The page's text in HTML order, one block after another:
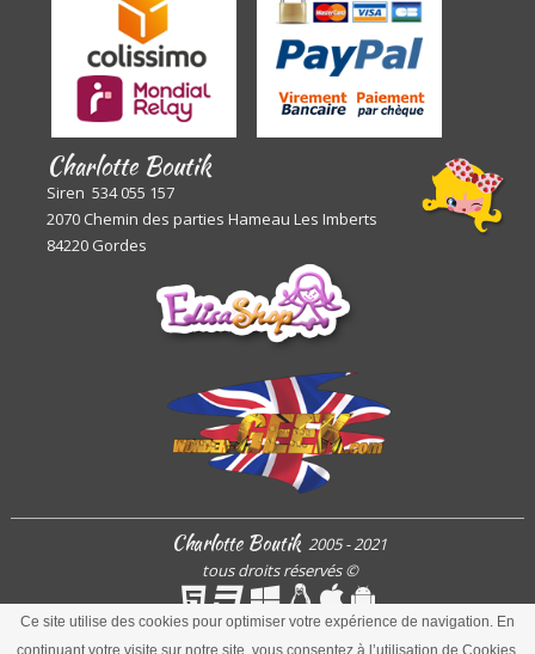
Ce site utilise des cookies pour optimiser votre expérience de navigation. En
continuant votre visite sur notre site, vous consentez à l’utilisation de Cookies.
Charlotte Boutik
Siren 534 055 157
2070 Chemin des parties Hameau Les Imberts
84220 Gordes
Charlotte Boutik 2005 - 2021
tous droits réservés©